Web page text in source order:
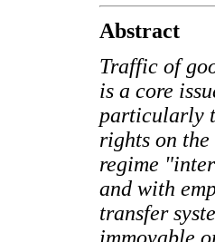
Abstract
Traffic of
is a core
particularly
rights on the
regime
and with
transfer